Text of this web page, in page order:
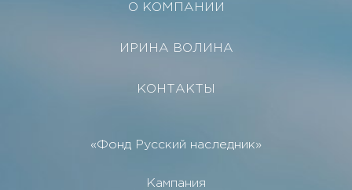
О КОМПАНИИ
ИРИНА ВОЛИНА
КОНТАКТЫ
«Фонд Русский наследник»
Кампания